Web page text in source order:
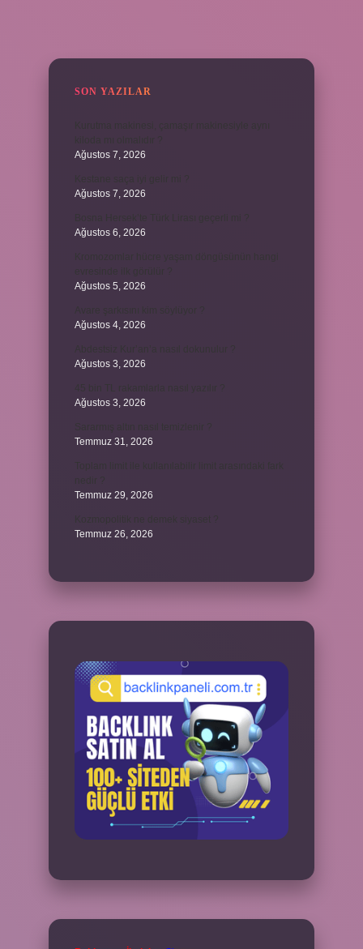
SON YAZILAR
Ağustos 7, 2026
Ağustos 7, 2026
Ağustos 6, 2026
Ağustos 5, 2026
Ağustos 4, 2026
Ağustos 3, 2026
Ağustos 3, 2026
Temmuz 31, 2026
Temmuz 29, 2026
Temmuz 26, 2026